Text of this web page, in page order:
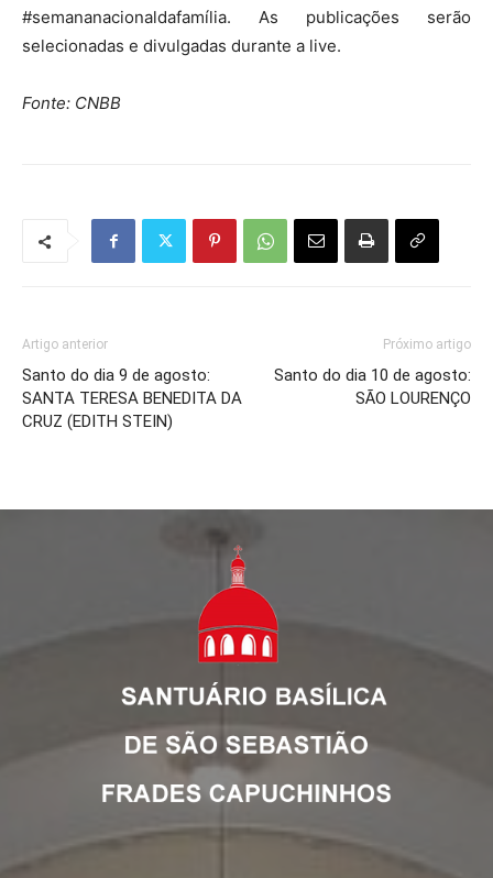
#semananacionaldafamília. As publicações serão
selecionadas e divulgadas durante a live.
Fonte: CNBB
Artigo anterior
Santo do dia 9 de agosto:
SANTA TERESA BENEDITA DA
CRUZ (EDITH STEIN)
Próximo artigo
Santo do dia 10 de agosto:
SÃO LOURENÇO